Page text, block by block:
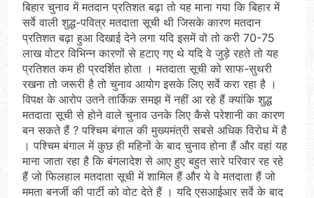
बिहार चुनाव में मतदान प्रतिशत बढ़ा तो यह माना गया कि बिहार में
सर्वे वाली शुद्ध-पवित्र मतदाता सूची थी जिसके कारण मतदान
प्रतिशत बढ़ा हुआ दिखाई देने लगा यदि इसमें वो तो करी 70-75
लाख वोटर विभिन्न कारणों से हटाए गए थे यदि वे जुड़े रहते तो यह
प्रतिशत कम ही प्रदर्शित होता । मतदाता सूची को साफ-सुथरी
रखना तो जरूरी है तो चुनाव आयोग इसके लिए सर्वे करा रहा है ।
विपक्ष के आरोप उतने तार्किक समझ में नहीं आ रहे हैं क्यांकि शुद्ध
मतदाता सूची से होने वाले चुनाव उनके लिए कैसे परेशानी का कारण
बन सकते हैं ? पश्चिम बंगाल की मुख्यमंत्री सबसे अधिक विरोध में है
। पश्चिम बंगाल में कुछ ही महिनों के बाद चुनाव होना हैं और वहां यह
माना जाता रहा है कि बंगलादेश से आए हुए बहुत सारे परिवार रह रहे
हैं जो फिलहाल मतदाता सूची में शामिल हैं और ये वे मतदाता हैं जो
ममता बनर्जी की पार्टी को वोट देते हैं । यदि एसआईआर सर्वे के बाद